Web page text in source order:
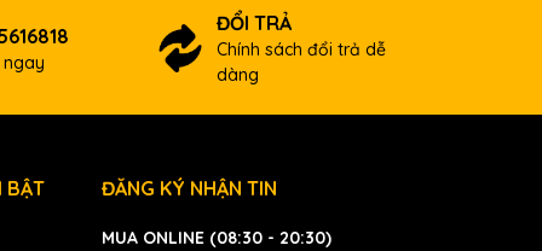
ĐỔI TRẢ
Chính sách đổi trả dễ
dàng
BẬT ĐĂNG KÝ NHẬN TIN
MUA ONLINE (08:30 - 20:30)